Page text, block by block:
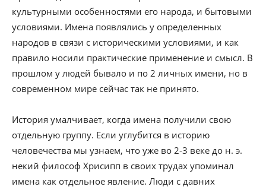
культурными особенностями его народа, и бытовыми
условиями. Имена появлялись у определенных
народов в связи с историческими условиями, и как
правило носили практические применение и смысл. В
прошлом у людей бывало и по 2 личных имени, но в
современном мире сейчас так не принято.
История умалчивает, когда имена получили свою
отдельную группу. Если углубится в историю
человечества мы узнаем, что уже во 2-3 веке до н. э.
некий философ Хрисипп в своих трудах упоминал
имена как отдельное явление. Люди с давних